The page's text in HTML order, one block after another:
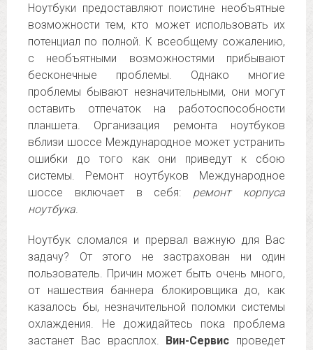
Ноутбуки предоставляют поистине необъятные
возможности тем, кто может использовать их
потенциал по полной. К всеобщему сожалению,
с необъятными возможностями прибывают
бесконечные проблемы. Однако многие
проблемы бывают незначительными, они могут
оставить отпечаток на работоспособности
планшета. Организация ремонта ноутбуков
вблизи шоссе Международное может устранить
ошибки до того как они приведут к сбою
системы. Ремонт ноутбуков Международное
шоссе включает в себя: ремонт корпуса
ноутбука.
Ноутбук сломался и прервал важную для Вас
задачу? От этого не застрахован ни один
пользователь. Причин может быть очень много,
от нашествия баннера блокировщика до, как
казалось бы, незначительной поломки системы
охлаждения. Не дожидайтесь пока проблема
застанет Вас врасплох. Вин-Сервис проведет